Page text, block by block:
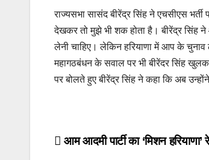
राज्यसभा सासंद बीरेंद्र सिंह ने एचसीएस
देखकर तो मुझे भी शक होता है। बीरेंद्र सिंह ने
लेनी चाहिए। लेकिन हरियाणा में आप के
महागठबंधन के सवाल पर भी बीरेंदर सिंह
पर बोलते हुए बीरेंद्र सिंह ने कहा कि अब
Post
आम आदमी पार्टी का ‘मिशन